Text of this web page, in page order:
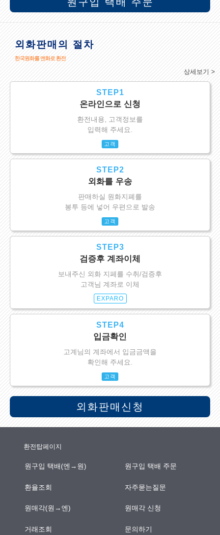
외화판매의 절차
한국원화를 엔화로 환전
상세보기 >
STEP1
온라인으로 신청
환전내용, 고객정보를
입력해 주세요.
고객
STEP2
외화를 우송
판매하실 원화지폐를
봉투 등에 넣어 우편으로 발송
고객
STEP3
검증후 계좌이체
보내주신 외화 지페를 수취/검증후
고객님 계좌로 이체
EXPARO
STEP4
입금확인
고계님의 계좌에서 입금금액을
확인해 주세요.
고객
외화판매신청
환전탑페이지
원구입 택배(엔→원) 원구입 택배 주문
환율조회 자주묻는질문
원매각(원→엔) 원매각 신청
거래조회 문의하기